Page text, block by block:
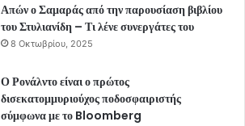
Απών ο Σαμαράς από την παρουσίαση βιβλίου
του Στυλιανίδη – Τι λένε συνεργάτες του
8 Οκτωβρίου, 2025
Ο Ρονάλντο είναι ο πρώτος
δισεκατομμυριούχος ποδοσφαιριστής
σύμφωνα με το Bloomberg